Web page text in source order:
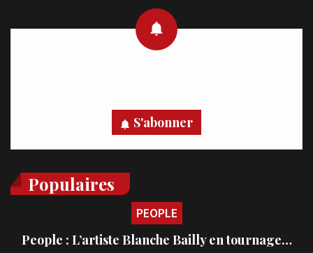
S'abonner
Populaires
PEOPLE
People : L’artiste Blanche Bailly en tournage…